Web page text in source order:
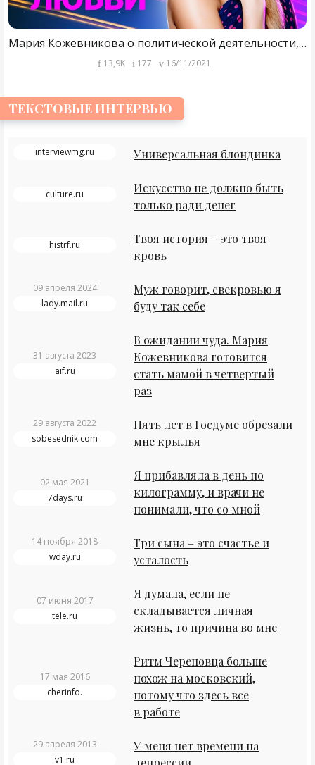
Мария Кожевникова о политической деятельности, опасной для жизни операции и разрушении семьи
13,9K 177 16/11/2021
ТЕКСТОВЫЕ ИНТЕРВЬЮ
interviewmg.ru Универсальная блондинка
culture.ru
Искусство не должно быть
только ради денег
histrf.ru
Твоя история – это твоя
кровь
09 апреля 2024
lady.mail.ru
Муж говорит, свекровью я
буду так себе
31 августа 2023
aif.ru
В ожидании чуда. Мария
Кожевникова готовится
стать мамой в четвертый
раз
29 августа 2022
sobesednik.com
Пять лет в Госдуме обрезали
мне крылья
02 мая 2021
7days.ru
Я прибавляла в день по
килограмму, и врачи не
понимали, что со мной
14 ноября 2018
wday.ru
Три сына – это счастье и
усталость
07 июня 2017
tele.ru
Я думала, если не
складывается личная
жизнь, то причина во мне
17 мая 2016
cherinfo.
Ритм Череповца больше
похож на московский,
потому что здесь все
в работе
29 апреля 2013
v1.ru
У меня нет времени на